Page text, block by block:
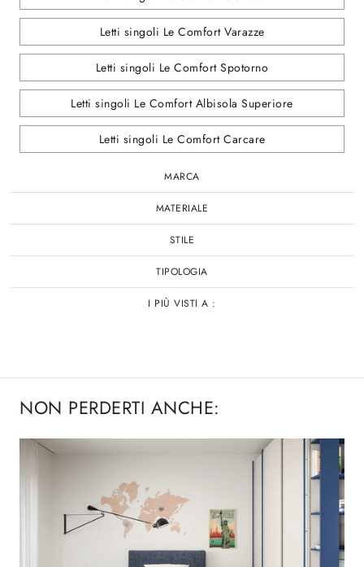
Letti singoli Le Comfort Varazze
Letti singoli Le Comfort Spotorno
Letti singoli Le Comfort Albisola Superiore
Letti singoli Le Comfort Carcare
MARCA
MATERIALE
STILE
TIPOLOGIA
I PIÙ VISTI A :
NON PERDERTI ANCHE: